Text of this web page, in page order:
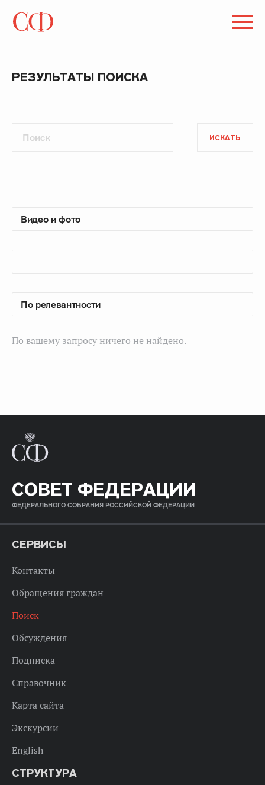
РЕЗУЛЬТАТЫ ПОИСКА
ИСКАТЬ
По вашему запросу ничего не найдено.
СОВЕТ ФЕДЕРАЦИИ
ФЕДЕРАЛЬНОГО СОБРАНИЯ РОССИЙСКОЙ ФЕДЕРАЦИИ
СЕРВИСЫ
Контакты
Обращения граждан
Поиск
Обсуждения
Подписка
Справочник
Карта сайта
Экскурсии
English
СТРУКТУРА